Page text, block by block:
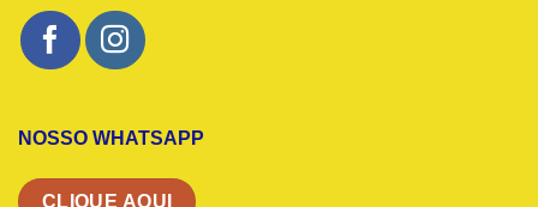
NOSSO WHATSAPP
CLIQUE AQUI